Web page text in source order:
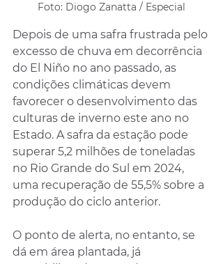
Foto: Diogo Zanatta / Especial
Depois de uma safra frustrada pelo
excesso de chuva em decorrência
do El Niño no ano passado, as
condições climáticas devem
favorecer o desenvolvimento das
culturas de inverno este ano no
Estado. A safra da estação pode
superar 5,2 milhões de toneladas
no Rio Grande do Sul em 2024,
uma recuperação de 55,5% sobre a
produção do ciclo anterior.
O ponto de alerta, no entanto, se
dá em área plantada, já